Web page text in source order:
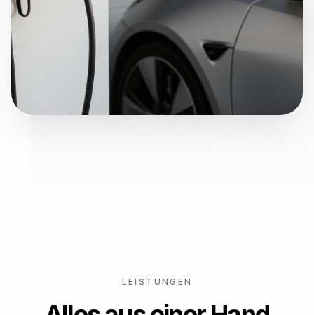
LEISTUNGEN